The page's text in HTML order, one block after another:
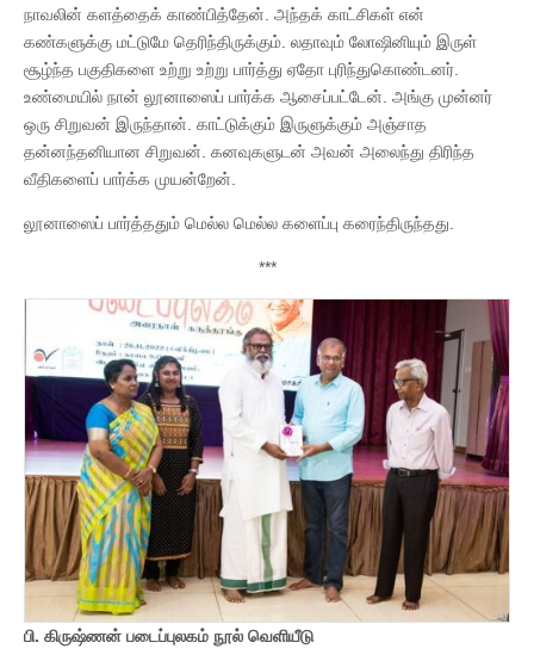
நாவலின் களத்தைக் காண்பித்தேன். அந்தக் காட்சிகள் என்
கண்களுக்கு மட்டுமே தெரிந்திருக்கும். லதாவும் லோஷினியும் இருள்
சூழ்ந்த பகுதிகளை உற்று உற்று பார்த்து ஏதோ புரிந்துகொண்டனர்.
உண்மையில் நான் லூனாஸைப் பார்க்க ஆசைப்பட்டேன். அங்கு முன்னர்
ஒரு சிறுவன் இருந்தான். காட்டுக்கும் இருளுக்கும் அஞ்சாத
தன்னந்தனியான சிறுவன். கனவுகளுடன் அவன் அலைந்து திரிந்த
வீதிகளைப் பார்க்க முயன்றேன்.
லூனாஸைப் பார்த்ததும் மெல்ல மெல்ல களைப்பு கரைந்திருந்தது.
***
பி. கிருஷ்ணன் படைப்புலகம் நூல் வெளியீடு